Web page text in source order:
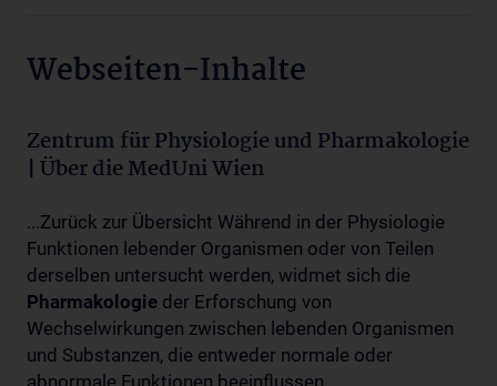
Webseiten-Inhalte
Zentrum für Physiologie und Pharmakologie
| Über die MedUni Wien
...Zurück zur Übersicht Während in der Physiologie
Funktionen lebender Organismen oder von Teilen
derselben untersucht werden, widmet sich die
Pharmakologie der Erforschung von
Wechselwirkungen zwischen lebenden Organismen
und Substanzen, die entweder normale oder
abnormale Funktionen beeinflussen.